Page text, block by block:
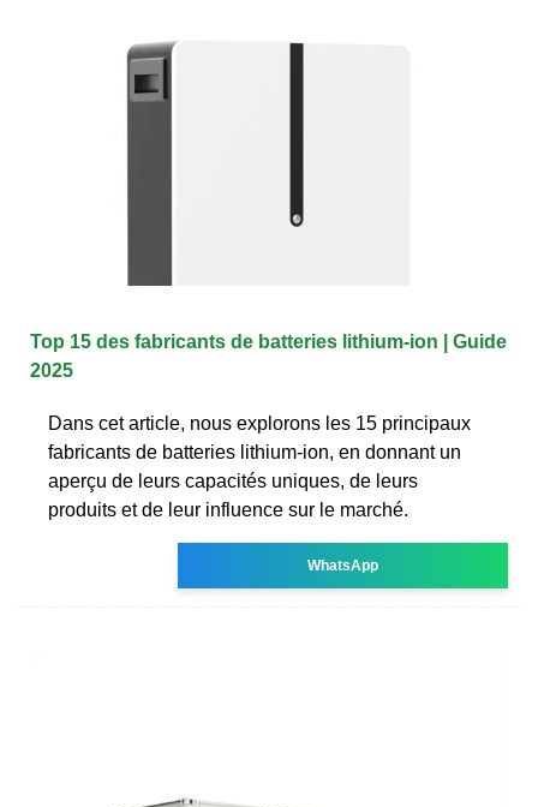
Top 15 des fabricants de batteries lithium-ion | Guide
2025
Dans cet article, nous explorons les 15 principaux
fabricants de batteries lithium-ion, en donnant un
aperçu de leurs capacités uniques, de leurs
produits et de leur influence sur le marché.
WhatsApp